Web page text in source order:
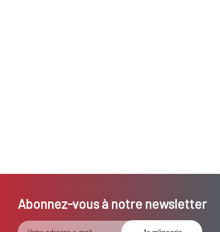
Abonnez-vous à notre newsletter